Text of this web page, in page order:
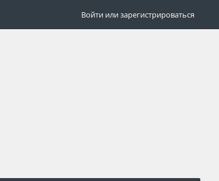
Войти или зарегистрироваться